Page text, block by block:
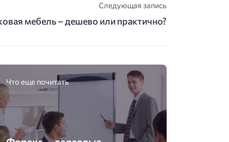
Следующая запись
мебель – дешево или практично?
Что еще почитать